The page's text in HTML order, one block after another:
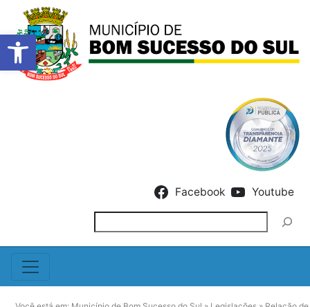
Barra de Ferramentas
Facebook Youtube